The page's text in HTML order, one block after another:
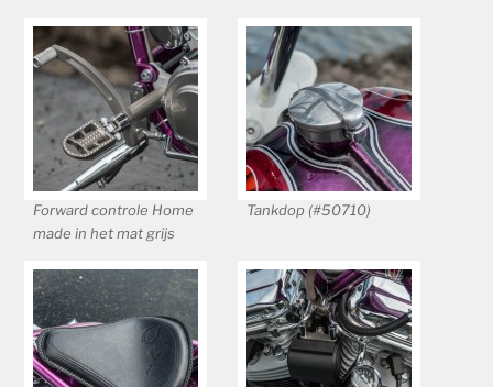
Forward controle Home
made in het mat grijs
Tankdop (#50710)